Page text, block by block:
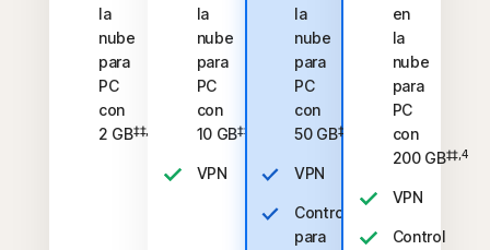
la
nube
para
PC
con
2 GB‡‡,4
la
nube
para
PC
con
10 GB‡‡,4
VPN
la
nube
para
PC
con
50 GB‡‡,4
VPN
Control
para
en
la
nube
para
PC
con
200 GB‡‡,4
VPN
Control